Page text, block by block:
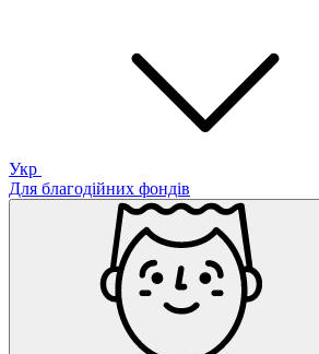
Укр
Для благодійних фондів